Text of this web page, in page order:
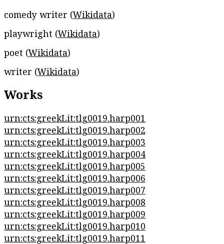
comedy writer (Wikidata)
playwright (Wikidata)
poet (Wikidata)
writer (Wikidata)
Works
urn:cts:greekLit:tlg0019.harp001
urn:cts:greekLit:tlg0019.harp002
urn:cts:greekLit:tlg0019.harp003
urn:cts:greekLit:tlg0019.harp004
urn:cts:greekLit:tlg0019.harp005
urn:cts:greekLit:tlg0019.harp006
urn:cts:greekLit:tlg0019.harp007
urn:cts:greekLit:tlg0019.harp008
urn:cts:greekLit:tlg0019.harp009
urn:cts:greekLit:tlg0019.harp010
urn:cts:greekLit:tlg0019.harp011